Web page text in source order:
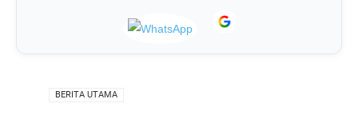
BERITA UTAMA